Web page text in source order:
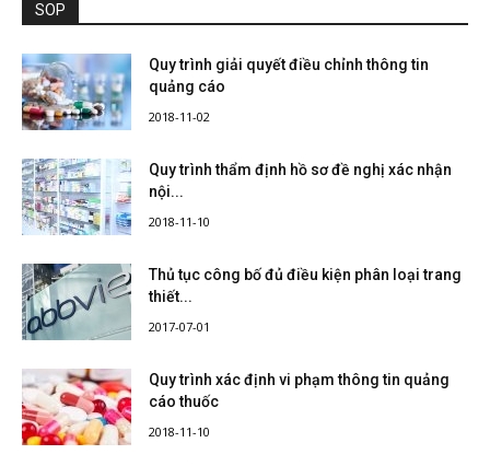
SOP
Quy trình giải quyết điều chỉnh thông tin
quảng cáo
2018-11-02
Quy trình thẩm định hồ sơ đề nghị xác nhận
nội...
2018-11-10
Thủ tục công bố đủ điều kiện phân loại trang
thiết...
2017-07-01
Quy trình xác định vi phạm thông tin quảng
cáo thuốc
2018-11-10